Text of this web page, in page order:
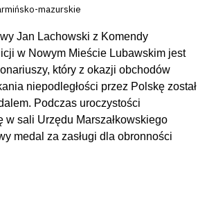
mazurskie
Jan Lachowski z Komendy
w Nowym Mieście Lubawskim jest
który z okazji obchodów
niepodległości przez Polskę został
Podczas uroczystości
w sali Urzędu Marszałkowskiego
medal za zasługi dla obronności